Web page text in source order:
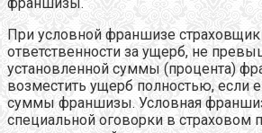
При условной франшизе страховщик
ответственности за ущерб, не
установленной суммы (процента)
возместить ущерб полностью, если
суммы франшизы. Условная
специальной оговорки в страховом